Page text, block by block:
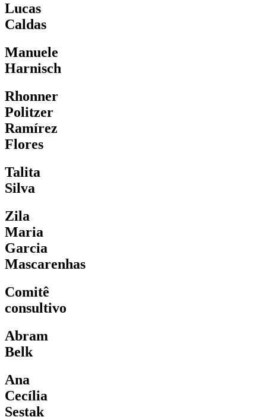
Lucas
Caldas
Manuele
Harnisch
Rhonner
Politzer
Ramírez
Flores
Talita
Silva
Zila
Maria
Garcia
Mascarenhas
Comitê
consultivo
Abram
Belk
Ana
Cecília
Sestak